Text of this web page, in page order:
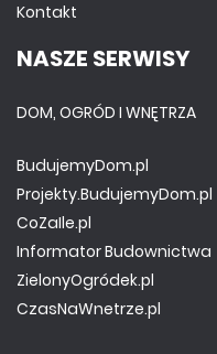
Kontakt
NASZE SERWISY
DOM, OGRÓD I WNĘTRZA
BudujemyDom.pl
Projekty.BudujemyDom.pl
CoZaIle.pl
Informator Budownictwa
ZielonyOgródek.pl
CzasNaWnetrze.pl